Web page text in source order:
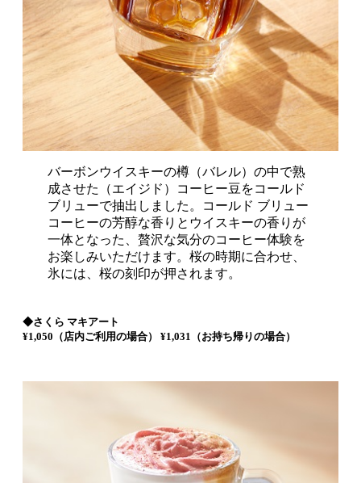
バーボンウイスキーの樽（バレル）の中で熟
成させた（エイジド）コーヒー豆をコールド
ブリューで抽出しました。コールド ブリュー
コーヒーの芳醇な香りとウイスキーの香りが
一体となった、贅沢な気分のコーヒー体験を
お楽しみいただけます。桜の時期に合わせ、
氷には、桜の刻印が押されます。
◆さくら マキアート
¥1,050（店内ご利用の場合） ¥1,031（お持ち帰りの場合）